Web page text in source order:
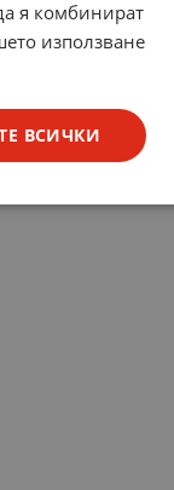
я комбинират
използване
ВСИЧКИ